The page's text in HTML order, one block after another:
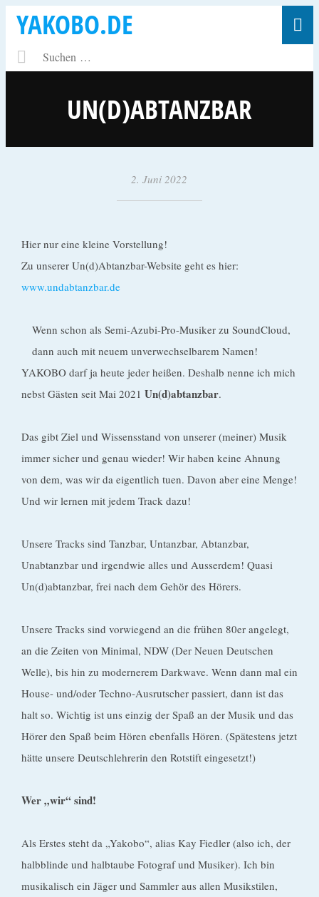
YAKOBO.DE
UN(D)ABTANZBAR
2. Juni 2022
y
o
Hier nur eine kleine Vorstellung!
Zu unserer Un(d)Abtanzbar-Website geht es hier:
www.undabtanzbar.de
Wenn schon als Semi-Azubi-Pro-Musiker zu SoundCloud,
dann auch mit neuem unverwechselbarem Namen!
YAKOBO darf ja heute jeder heißen. Deshalb nenne ich mich
nebst Gästen seit Mai 2021 Un(d)abtanzbar.
Das gibt Ziel und Wissensstand von unserer (meiner) Musik
immer sicher und genau wieder! Wir haben keine Ahnung
von dem, was wir da eigentlich tuen. Davon aber eine Menge!
Und wir lernen mit jedem Track dazu!
Unsere Tracks sind Tanzbar, Untanzbar, Abtanzbar,
Unabtanzbar und irgendwie alles und Ausserdem! Quasi
Un(d)abtanzbar, frei nach dem Gehör des Hörers.
Unsere Tracks sind vorwiegend an die frühen 80er angelegt,
an die Zeiten von Minimal, NDW (Der Neuen Deutschen
Welle), bis hin zu modernerem Darkwave. Wenn dann mal ein
House- und/oder Techno-Ausrutscher passiert, dann ist das
halt so. Wichtig ist uns einzig der Spaß an der Musik und das
Hörer den Spaß beim Hören ebenfalls Hören. (Spätestens jetzt
hätte unsere Deutschlehrerin den Rotstift eingesetzt!)
Wer „wir“ sind!
Als Erstes steht da „Yakobo“, alias Kay Fiedler (also ich, der
halbblinde und halbtaube Fotograf und Musiker). Ich bin
musikalisch ein Jäger und Sammler aus allen Musikstilen,